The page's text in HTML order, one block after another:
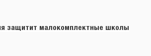
защитит малокомплектные школы